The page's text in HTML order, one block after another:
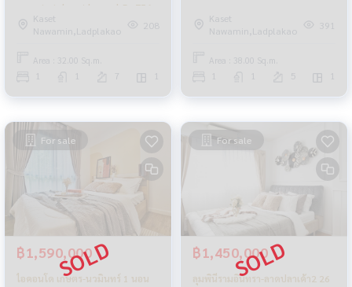
resort style, wide pool_Do756
Kaset
Nawamin,Ladplakao
208
Area : 32.00 Sq.m.
1 1 7 1
Kaset
Nawamin,Ladplakao
391
Area : 38.00 Sq.m.
1 1 5 1
For sale
฿1,590,000
ไอคอนโด เกษตร-นวมินทร์ 1 นอน
For sale
฿1,450,000
ลุมพินีรามอินทรา-ลาดปลาเค้า2 26